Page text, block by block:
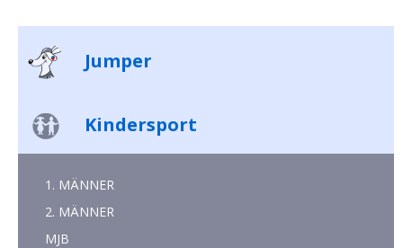
Jumper
Kindersport
1. MÄNNER
2. MÄNNER
MJB